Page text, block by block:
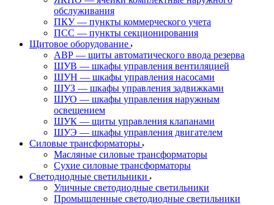
обслуживания
ПКУ — пункты коммерческого учета
ПСС — пункты секционирования
Щитовое оборудование
АВР — щиты автоматического ввода резерва
ШУВ — шкафы управления вентиляцией
ШУН — шкафы управления насосами
ШУЗ — шкафы управления задвижками
ШУО — шкафы управления наружным
освещением
ШУК — щиты управления клапанами
ШУЭ — шкафы управления двигателем
Силовые трансформаторы
Масляные силовые трансформаторы
Сухие силовые трансформаторы
Светодиодные светильники
Уличные светодиодные светильники
Промышленные светодиодные светильники